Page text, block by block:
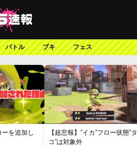
バトル ブキ フェス
を追加し
【超悲報】”イカ”フロー状態”タ
コ”は対象外